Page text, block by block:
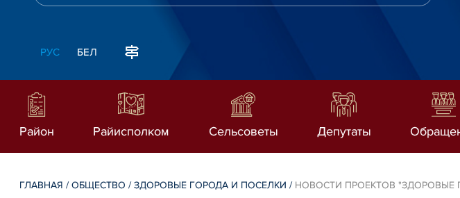
РУС БЕЛ
Район Райисполком Сельсоветы Депутаты
ГЛАВНАЯ /ОБЩЕСТВО /ЗДОРОВЫЕ ГОРОДА И ПОСЕЛКИ / НОВОСТИ ПРОЕКТОВ "ЗДОРОВЫЕ